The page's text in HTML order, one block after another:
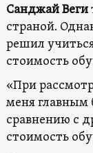
Санджай Веги
страной.
решил
стоимость
«При
меня главным
сравнению с
стоимость